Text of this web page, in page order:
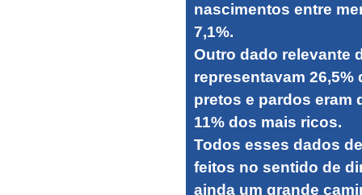
nascimentos entre
7,1%.
Outro dado relevante
representavam 26,5%
pretos e pardos eram
11% dos mais ricos.
Todos esses dados
feitos no sentido de
ainda um grande